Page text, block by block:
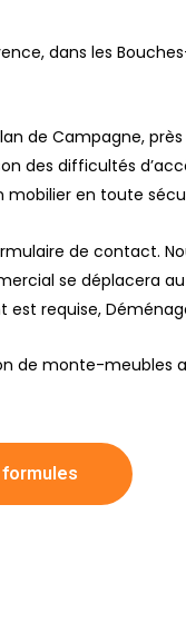
dans les
Campagne, près
des difficultés
mobilier en toute
de contact.
se déplacera
requise,
de monte-meubles